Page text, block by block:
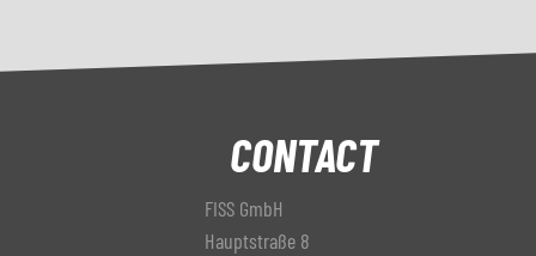
CONTACT
FISS GmbH
Hauptstraße 8